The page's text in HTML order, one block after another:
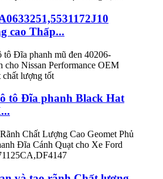
cao Thấp...
tô Đĩa phanh Black Hat